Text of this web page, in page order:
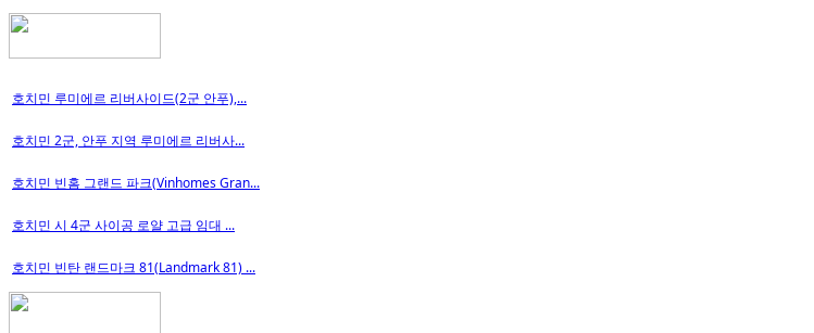
호치민 루미에르 리버사이드(2군 안푸),...
호치민 2군, 안푸 지역 루미에르 리버사...
호치민 빈홈 그랜드 파크(Vinhomes Gran...
호치민 시 4군 사이공 로얄 고급 임대 ...
호치민 빈탄 랜드마크 81(Landmark 81) ...